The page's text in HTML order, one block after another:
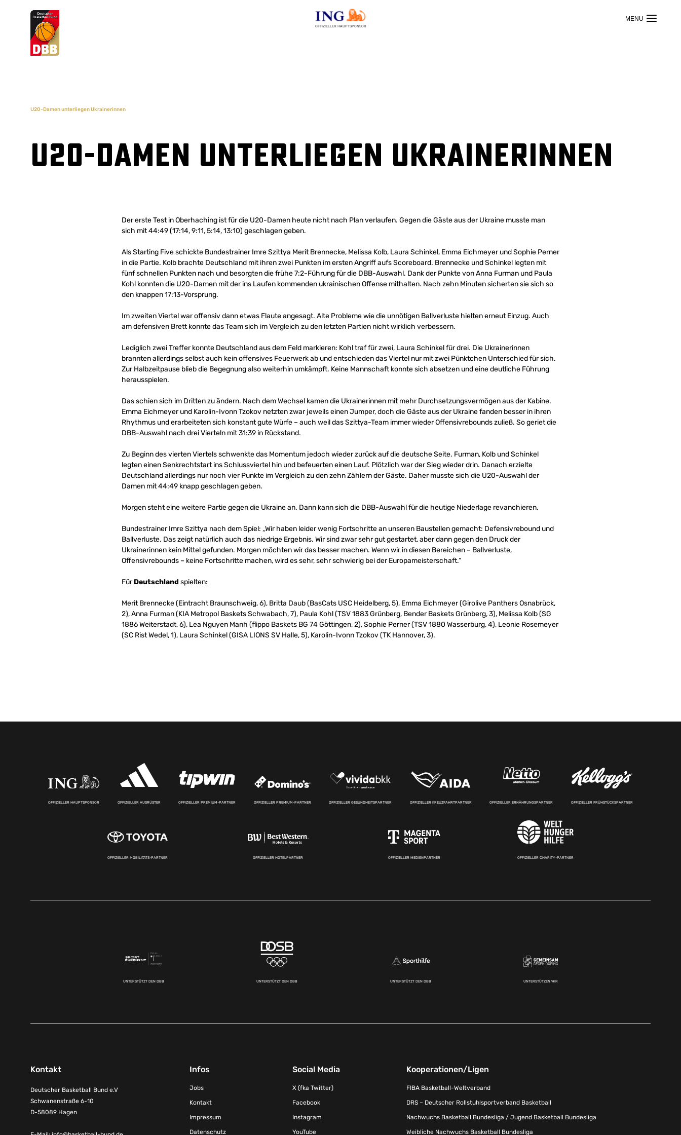
OFFIZIELLER HAUPTSPONSOR
Suchvorschläge
U20-Damen unterliegen Ukrainerinnen
U20-Damen unterliegen Ukrainerinnen
Der erste Test in Oberhaching ist für die U20-Damen heute nicht nach Plan verlaufen. Gegen die Gäste aus der Ukraine musste man
sich mit 44:49 (17:14, 9:11, 5:14, 13:10) geschlagen geben.
Als Starting Five schickte Bundestrainer Imre Szittya Merit Brennecke, Melissa Kolb, Laura Schinkel, Emma Eichmeyer und Sophie Perner
in die Partie. Kolb brachte Deutschland mit ihren zwei Punkten im ersten Angriff aufs Scoreboard. Brennecke und Schinkel legten mit
fünf schnellen Punkten nach und besorgten die frühe 7:2-Führung für die DBB-Auswahl. Dank der Punkte von Anna Furman und Paula
Kohl konnten die U20-Damen mit der ins Laufen kommenden ukrainischen Offense mithalten. Nach zehn Minuten sicherten sie sich so
den knappen 17:13-Vorsprung.
Im zweiten Viertel war offensiv dann etwas Flaute angesagt. Alte Probleme wie die unnötigen Ballverluste hielten erneut Einzug. Auch
am defensiven Brett konnte das Team sich im Vergleich zu den letzten Partien nicht wirklich verbessern.
Lediglich zwei Treffer konnte Deutschland aus dem Feld markieren: Kohl traf für zwei, Laura Schinkel für drei. Die Ukrainerinnen
brannten allerdings selbst auch kein offensives Feuerwerk ab und entschieden das Viertel nur mit zwei Pünktchen Unterschied für sich.
Zur Halbzeitpause blieb die Begegnung also weiterhin umkämpft. Keine Mannschaft konnte sich absetzen und eine deutliche Führung
herausspielen.
Das schien sich im Dritten zu ändern. Nach dem Wechsel kamen die Ukrainerinnen mit mehr Durchsetzungsvermögen aus der Kabine.
Emma Eichmeyer und Karolin-Ivonn Tzokov netzten zwar jeweils einen Jumper, doch die Gäste aus der Ukraine fanden besser in ihren
Rhythmus und erarbeiteten sich konstant gute Würfe – auch weil das Szittya-Team immer wieder Offensivrebounds zuließ. So geriet die
DBB-Auswahl nach drei Vierteln mit 31:39 in Rückstand.
Zu Beginn des vierten Viertels schwenkte das Momentum jedoch wieder zurück auf die deutsche Seite. Furman, Kolb und Schinkel
legten einen Senkrechtstart ins Schlussviertel hin und befeuerten einen Lauf. Plötzlich war der Sieg wieder drin. Danach erzielte
Deutschland allerdings nur noch vier Punkte im Vergleich zu den zehn Zählern der Gäste. Daher musste sich die U20-Auswahl der
Damen mit 44:49 knapp geschlagen geben.
Morgen steht eine weitere Partie gegen die Ukraine an. Dann kann sich die DBB-Auswahl für die heutige Niederlage revanchieren.
Bundestrainer Imre Szittya nach dem Spiel: ,,Wir haben leider wenig Fortschritte an unseren Baustellen gemacht: Defensivrebound und
Ballverluste. Das zeigt natürlich auch das niedrige Ergebnis. Wir sind zwar sehr gut gestartet, aber dann gegen den Druck der
Ukrainerinnen kein Mittel gefunden. Morgen möchten wir das besser machen. Wenn wir in diesen Bereichen – Ballverluste,
Offensivrebounds – keine Fortschritte machen, wird es sehr, sehr schwierig bei der Europameisterschaft.“
FürDeutschland spielten:
Merit Brennecke (Eintracht Braunschweig, 6), Britta Daub (BasCats USC Heidelberg, 5), Emma Eichmeyer (Girolive Panthers Osnabrück,
2), Anna Furman (KIA Metropol Baskets Schwabach, 7), Paula Kohl (TSV 1883 Grünberg, Bender Baskets Grünberg, 3), Melissa Kolb (SG
1886 Weiterstadt, 6), Lea Nguyen Manh (flippo Baskets BG 74 Göttingen, 2), Sophie Perner (TSV 1880 Wasserburg, 4), Leonie Rosemeyer
(SC Rist Wedel, 1), Laura Schinkel (GISA LIONS SV Halle, 5), Karolin-Ivonn Tzokov (TK Hannover, 3).
OFFIZIELLER HAUPTSPONSOR OFFIZIELLER AUSRÜSTER OFFIZIELLER PREMIUM-PARTNER OFFIZIELLER PREMIUM-PARTNER OFFIZIELLER GESUNDHEITSPARTNER OFFIZIELLER KREUZFAHRTPARTNER OFFIZIELLER ERNÄHRUNGSPARTNER OFFIZIELLER FRÜHSTÜCKSPARTNER
OFFIZIELLER MOBILITÄTS-PARTNER OFFIZIELLER HOTELPARTNER OFFIZIELLER MEDIENPARTNER OFFIZIELLER CHARITY-PARTNER
UNTERSTÜTZT DEN DBB UNTERSTÜTZT DEN DBB UNTERSTÜTZT DEN DBB UNTERSTÜTZEN WIR
Kontakt
Deutscher Basketball Bund e.V
Schwanenstraße 6-10
D-58089 Hagen
Infos
Jobs
Kontakt
Impressum
Datenschutz
Social Media
X (fka Twitter)
Facebook
Instagram
YouTube
Kooperationen/Ligen
FIBA Basketball-Weltverband
DRS – Deutscher Rollstuhlsportverband Basketball
Nachwuchs Basketball Bundesliga / Jugend Basketball Bundesliga
Weibliche Nachwuchs Basketball Bundesliga